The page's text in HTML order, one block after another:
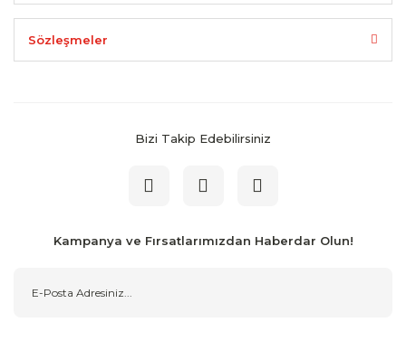
Sözleşmeler
Bizi Takip Edebilirsiniz
Kampanya ve Fırsatlarımızdan Haberdar Olun!